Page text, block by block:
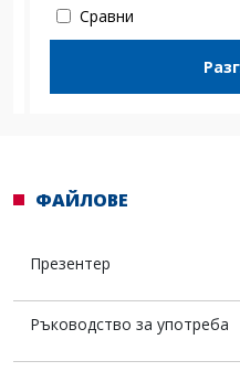
Сравни
ФАЙЛОВЕ
Презентер
Ръководство за употреба